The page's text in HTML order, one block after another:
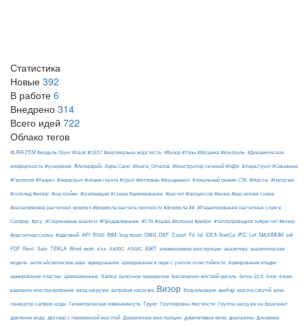
Статистика
Новые 392
В работе 6
Внедрено 314
Всего идей 722
Облако тегов
#LIRA-FEM #модуль Ґрунт #паля #СЕ57 #вертикальна жорсткість #Визор #Узлы #Мозаика #Контроль #Динамическая
комфортность #ускорение #Интерфейс Лиры Сапр #Книга_Отчетов #Конструктор сечений #НДМ #Лира-Грунт #Скважина
#Геология #Разрез #лирагрунт #объем грунта #грунт #котлован #фундамент #локальный режим СТК #Массы #Нагрузки
#гололед #визор #настройки #огибающая #схема #армирования #расчет #процессор #визор #расчетная схема
#расшифровка расчетных формул #формула расчета прочности #формула ## #Редактирование расчётных схем в
Сапфир #рсу #Стержневые аналоги; #Продавливание #СТК #балка #колонна #ребро #теплопроводность#расчет #визор
#расчетная схема #Шаговый API B500 BIM bug report DWG DXF Export Fd hd IDEA StatiCa IFC Lef MAXIMUM odt
PDF Revit Safe TEKLA Word work xlsx А400С А500С АЖТ алюминиевые конструкции аналитика аналитическая
модель антисейсмические швы армирование армирование в лире с учетом огнестойкости Армирование кладки
армирование пластин армокаменные балка балочное перекрытие Бесконечно жёсткий ригель бетон 22.5 блок блоки
варианты конструирования ввод нагрузок ветровая нагрузка Визор Визуализация выбор высота сжатой зоны
генератор сапфир ноды Геометрическая изменяемость Грунт Группировка Жесткости Группы нагрузок на фрагмент
давление вода двутавр с переменной высотой Деревянные конструкции диалоговые окна диапазоны Динамика